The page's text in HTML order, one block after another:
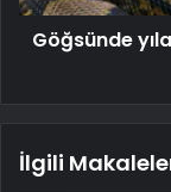
Göğsünde
İlgili